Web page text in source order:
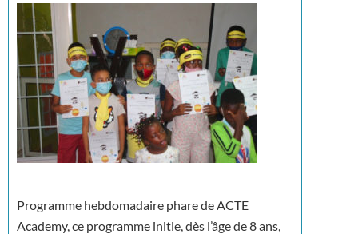
Programme hebdomadaire phare de ACTE
Academy, ce programme initie, dès l’âge de 8 ans,